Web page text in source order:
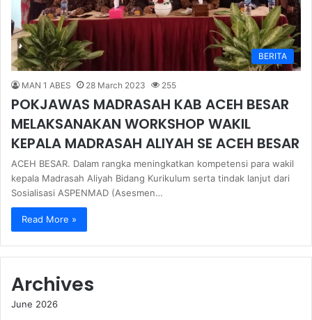
BERITA
MAN 1 ABES 28 March 2023 255
POKJAWAS MADRASAH KAB ACEH BESAR
MELAKSANAKAN WORKSHOP WAKIL
KEPALA MADRASAH ALIYAH SE ACEH BESAR
ACEH BESAR. Dalam rangka meningkatkan kompetensi para wakil
kepala Madrasah Aliyah Bidang Kurikulum serta tindak lanjut dari
Sosialisasi ASPENMAD (Asesmen…
Read More »
Archives
June 2026